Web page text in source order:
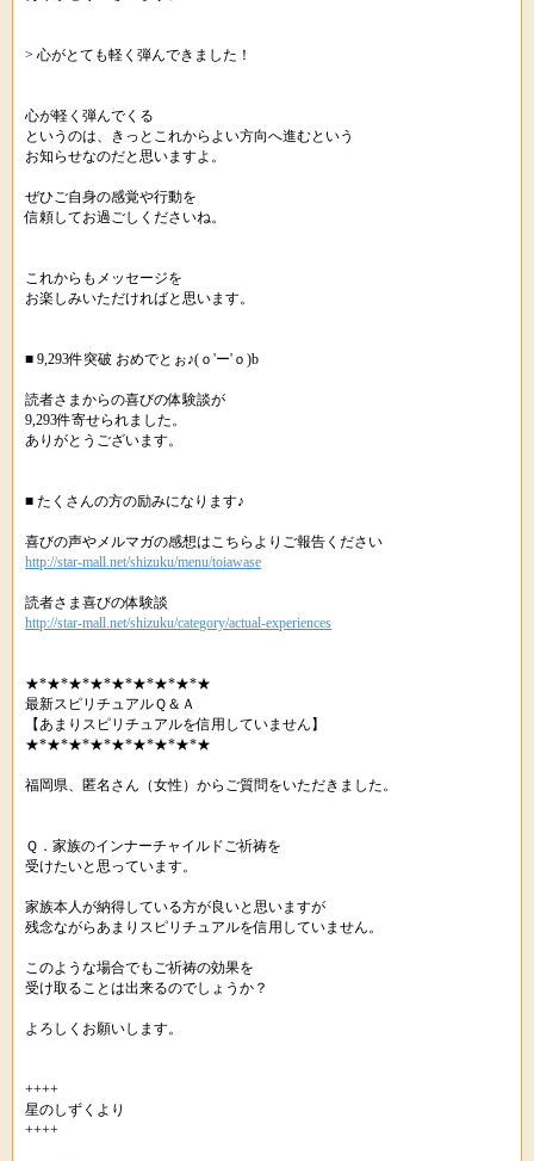
> 心がとても軽く弾んできました！
心が軽く弾んでくる
というのは、きっとこれからよい方向へ進むという
お知らせなのだと思いますよ。
ぜひご自身の感覚や行動を
信頼してお過ごしくださいね。
これからもメッセージを
お楽しみいただければと思います。
■ 9,293件突破 おめでとぉ♪(ｏ'ー'ｏ)b
読者さまからの喜びの体験談が
9,293件寄せられました。
ありがとうございます。
■ たくさんの方の励みになります♪
喜びの声やメルマガの感想はこちらよりご報告ください
http://star-mall.net/shizuku/menu/toiawase
読者さま喜びの体験談
http://star-mall.net/shizuku/category/actual-experiences
★*★*★*★*★*★*★*★*★
最新スピリチュアルＱ＆Ａ
【あまりスピリチュアルを信用していません】
★*★*★*★*★*★*★*★*★
福岡県、匿名さん（女性）からご質問をいただきました。
Ｑ．家族のインナーチャイルドご祈祷を
受けたいと思っています。
家族本人が納得している方が良いと思いますが
残念ながらあまりスピリチュアルを信用していません。
このような場合でもご祈祷の効果を
受け取ることは出来るのでしょうか？
よろしくお願いします。
++++
星のしずくより
++++